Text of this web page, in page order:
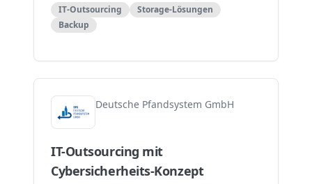
IT-Outsourcing
Storage-Lösungen
Backup
Deutsche Pfandsystem GmbH
IT-Outsourcing mit
Cybersicherheits-Konzept